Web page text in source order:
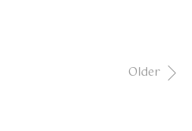
Older